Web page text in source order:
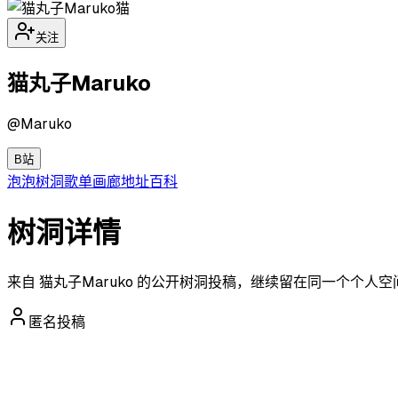
猫
关注
猫丸子Maruko
@Maruko
B站
泡泡树洞歌单画廊地址百科
树洞详情
来自 猫丸子Maruko 的公开树洞投稿，继续留在同一个个人空
匿名投稿